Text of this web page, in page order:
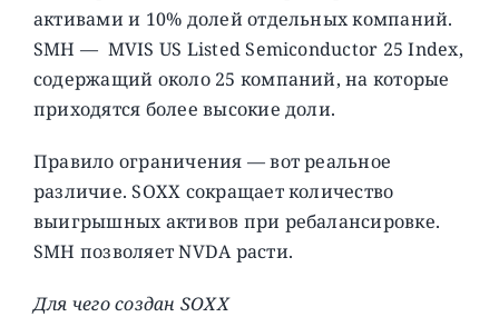
активами и 10% долей отдельных компаний.
SMH — MVIS US Listed Semiconductor 25 Index,
содержащий около 25 компаний, на которые
приходятся более высокие доли.
Правило ограничения — вот реальное
различие. SOXX сокращает количество
выигрышных активов при ребалансировке.
SMH позволяет NVDA расти.
Для чего создан SOXX